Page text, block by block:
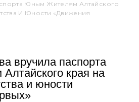
Юным Жителям Алтайского
И Юности «Движения
вручила паспорта
края на
и юности